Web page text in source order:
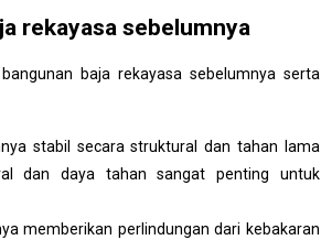
rekayasa sebelumnya
baja rekayasa sebelumnya serta
stabil secara struktural dan tahan lama
dan daya tahan sangat penting untuk
memberikan perlindungan dari kebakaran